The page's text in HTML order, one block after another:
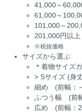
41,000～
61,000～
101,000～
201,000円以上
※税抜価格
サイズから選ぶ
＊着物サイズ
> Sサイズ (身
細め (前幅：
ふつう幅 (前
広め (前幅：